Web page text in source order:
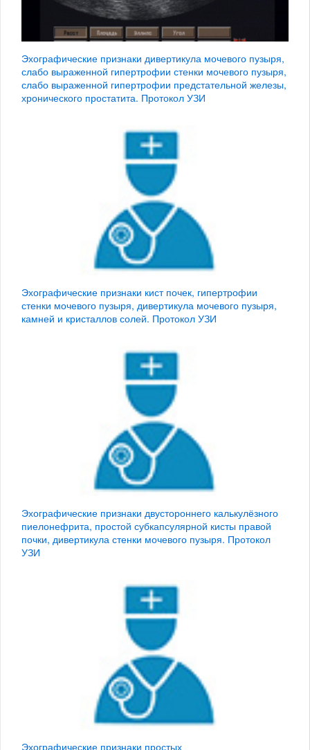
Эхографические признаки дивертикула мочевого пузыря,
слабо выраженной гипертрофии стенки мочевого пузыря,
слабо выраженной гипертрофии предстательной железы,
хронического простатита. Протокол УЗИ
Эхографические признаки кист почек, гипертрофии
стенки мочевого пузыря, дивертикула мочевого пузыря,
камней и кристаллов солей. Протокол УЗИ
Эхографические признаки двустороннего калькулёзного
пиелонефрита, простой субкапсулярной кисты правой
почки, дивертикула стенки мочевого пузыря. Протокол
УЗИ
Эхографические признаки простых